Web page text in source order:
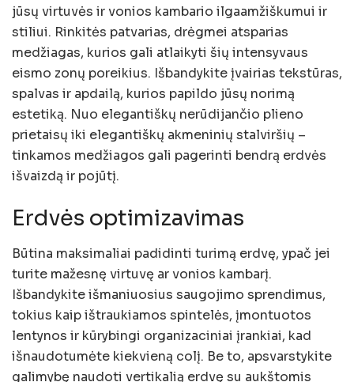
jūsų virtuvės ir vonios kambario ilgaamžiškumui ir
stiliui. Rinkitės patvarias, drėgmei atsparias
medžiagas, kurios gali atlaikyti šių intensyvaus
eismo zonų poreikius. Išbandykite įvairias tekstūras,
spalvas ir apdailą, kurios papildo jūsų norimą
estetiką. Nuo elegantiškų nerūdijančio plieno
prietaisų iki elegantiškų akmeninių stalviršių –
tinkamos medžiagos gali pagerinti bendrą erdvės
išvaizdą ir pojūtį.
Erdvės optimizavimas
Būtina maksimaliai padidinti turimą erdvę, ypač jei
turite mažesnę virtuvę ar vonios kambarį.
Išbandykite išmaniuosius saugojimo sprendimus,
tokius kaip ištraukiamos spintelės, įmontuotos
lentynos ir kūrybingi organizaciniai įrankiai, kad
išnaudotumėte kiekvieną colį. Be to, apsvarstykite
galimybę naudoti vertikalią erdvę su aukštomis